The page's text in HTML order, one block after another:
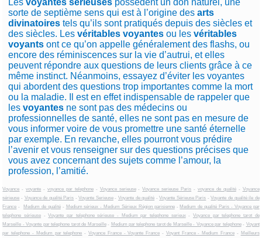
Lesvoyantes sérieuses possèdent un don naturel, une
sorte de septième sens qui est à l’origine desarts
divinatoires tels qu’ils sont pratiqués depuis des siècles et
des siècles. Lesvéritables voyantes ou lesvéritables
voyants ont ce qu’on appelle généralement des flashs, ou
encore des réminiscences sur la vie d’autrui, et elles
peuvent répondre aux questions de leurs clients grâce à ce
même instinct. Néanmoins, essayez d’éviter les voyantes
qui abordent des questions trop importantes comme la mort
ou la maladie. Il est en effet indispensable de rappeler que
lesvoyantes ne sont pas des médecins ou
professionnelles de santé, elles ne sont pas en mesure de
vous informer voire de vous promettre une santé éternelle
par exemple. En revanche, elles pourront vous prédire
l’avenir et vous renseigner sur des questions précises que
vous avez concernant des sujets comme l’amour, la
profession, l’amitié.
Voyance -voyante -voyance par telephone- Voyance serieuse-Voyance serieuse Paris - voyance de qualité- Voyance
sérieuse - Voyance de qualité Paris -Voyante Serieuse-Voyante de qualité -Voyante Sérieuse Paris -Voyante de qualité ile de
France - Medium de qualité- Medium sérieux - Medium Sérieux Région parisienne- Medium de qualité Paris - Voyance par
telephone sérieuse -Voyante par telephone sérieuse - Medium par telephone serieux- Voyance par telephone tarot de
Marseille - Voyante par telephone tarot de Marseille- Medium par telephone tarot de Marseille - Voyance par telephone- Voyant
par telephone - Medium par telephone -Voyance France - Voyante France - Voyant France - Medium France-
Meilleurs